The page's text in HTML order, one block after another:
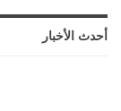
أحدث الأخبار